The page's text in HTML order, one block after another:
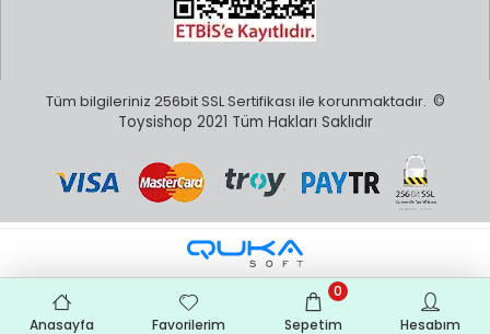
Tüm bilgileriniz 256bit SSL Sertifikası ile korunmaktadır. ©
Toysishop 2021 Tüm Hakları Saklıdır
Anasayfa Favorilerim Sepetim
0
Hesabım